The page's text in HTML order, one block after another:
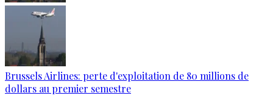
Brussels Airlines: perte d'exploitation de 80 millions de
dollars au premier semestre